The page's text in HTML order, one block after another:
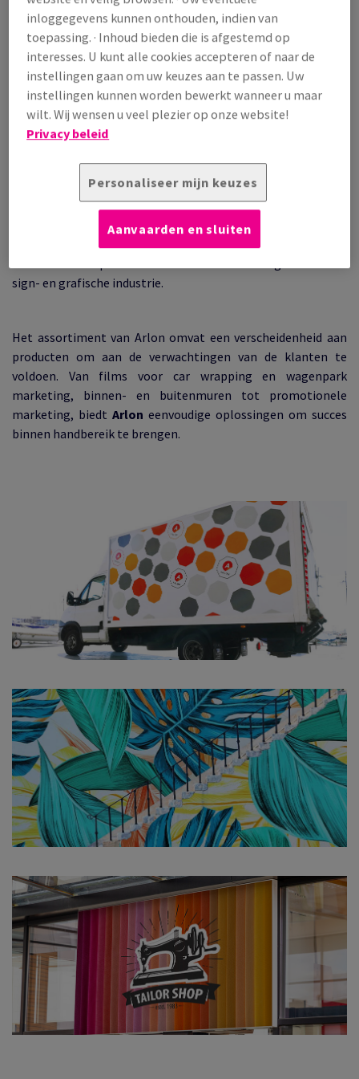
Transformeren met vinyl
Arlon houdt zich bezig met het creëren van innovatief
materiaal dat creatieve ideeën tot leven zal brengen. Als
wereldwijde fabrikant van zelfklevend vinyl biedt
sign- en grafische industrie.
Het assortiment van Arlon omvat een verscheidenheid aan
producten om aan de verwachtingen van de klanten te
voldoen. Van films voor car wrapping en wagenpark
marketing, binnen- en buitenmuren tot promotionele
marketing, biedt Arlon eenvoudige oplossingen om succes
binnen handbereik te brengen.
inloggegevens kunnen onthouden, indien van
toepassing. · Inhoud bieden die is afgestemd op
interesses. U kunt alle cookies accepteren of naar de
instellingen gaan om uw keuzes aan te passen. Uw
instellingen kunnen worden bewerkt wanneer u maar
wilt. Wij wensen u veel plezier op onze website!
Privacy beleid
Personaliseer mijn keuzes
Aanvaarden en sluiten